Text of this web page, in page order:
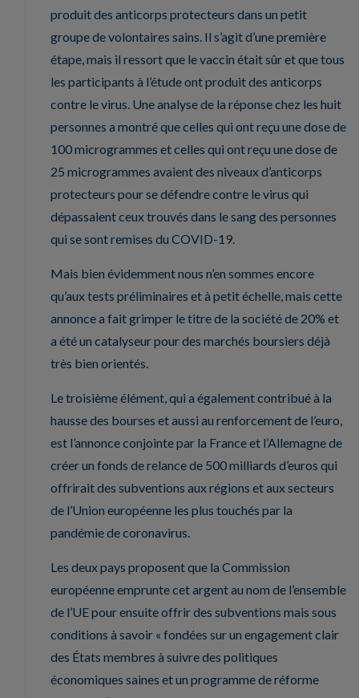
produit des anticorps protecteurs dans un petit
groupe de volontaires sains. Il s’agit d’une première
étape, mais il ressort que le vaccin était sûr et que tous
les participants à l’étude ont produit des anticorps
contre le virus. Une analyse de la réponse chez les huit
personnes a montré que celles qui ont reçu une dose de
100 microgrammes et celles qui ont reçu une dose de
25 microgrammes avaient des niveaux d’anticorps
protecteurs pour se défendre contre le virus qui
dépassaient ceux trouvés dans le sang des personnes
qui se sont remises du COVID-19.
Mais bien évidemment nous n’en sommes encore
qu’aux tests préliminaires et à petit échelle, mais cette
annonce a fait grimper le titre de la société de 20% et
a été un catalyseur pour des marchés boursiers déjà
très bien orientés.
Le troisième élément, qui a également contribué à la
hausse des bourses et aussi au renforcement de l’euro,
est l’annonce conjointe par la France et l’Allemagne de
créer un fonds de relance de 500 milliards d’euros qui
offrirait des subventions aux régions et aux secteurs
de l’Union européenne les plus touchés par la
pandémie de coronavirus.
Les deux pays proposent que la Commission
européenne emprunte cet argent au nom de l’ensemble
de l’UE pour ensuite offrir des subventions mais sous
conditions à savoir « fondées sur un engagement clair
des États membres à suivre des politiques
économiques saines et un programme de réforme